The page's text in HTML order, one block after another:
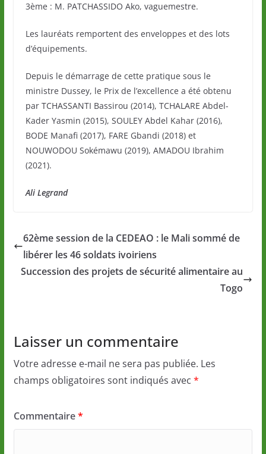
3ème : M. PATCHASSIDO Ako, vaguemestre.
Les lauréats remportent des enveloppes et des lots
d’équipements.
Depuis le démarrage de cette pratique sous le
ministre Dussey, le Prix de l’excellence a été obtenu
par TCHASSANTI Bassirou (2014), TCHALARE Abdel-
Kader Yasmin (2015), SOULEY Abdel Kahar (2016),
BODE Manafi (2017), FARE Gbandi (2018) et
NOUWODOU Sokémawu (2019), AMADOU Ibrahim
(2021).
Ali Legrand
62ème session de la CEDEAO : le Mali sommé de
libérer les 46 soldats ivoiriens
Succession des projets de sécurité alimentaire au
Togo
Laisser un commentaire
Votre adresse e-mail ne sera pas publiée. Les
champs obligatoires sont indiqués avec *
Commentaire*